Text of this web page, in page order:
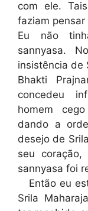
com ele.
faziam
Eu não
sannyasa.
insistência de
Bhakti
concedeu
homem
dando a
desejo de
seu
sannyasa foi
Então eu
Srila